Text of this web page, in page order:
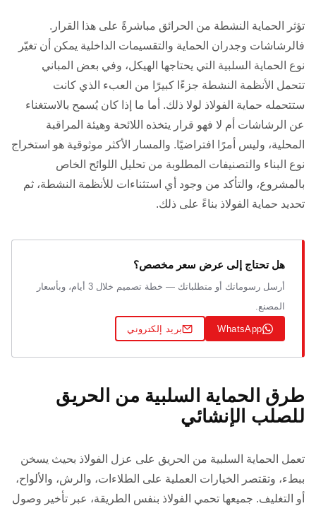
تؤثر الحماية النشطة من الحرائق مباشرةً على هذا القرار.
فالرشاشات وجدران الحماية والتقسيمات الداخلية يمكن أن تغيّر
نوع الحماية السلبية التي يحتاجها الهيكل، وفي بعض المباني
تتحمل الأنظمة النشطة جزءًا كبيرًا من العبء الذي كانت
ستتحمله حماية الفولاذ لولا ذلك. أما ما إذا كان يُسمح بالاستغناء
عن الرشاشات أم لا فهو قرار يتخذه اللائحة وهيئة المراقبة
المحلية، وليس أمرًا افتراضيًا. والمسار الأكثر موثوقية هو استخراج
نوع البناء والتصنيفات المطلوبة من تحليل اللوائح الخاص
بالمشروع، والتأكد من وجود أي استثناءات للأنظمة النشطة، ثم
تحديد حماية الفولاذ بناءً على ذلك.
هل تحتاج إلى عرض سعر مخصص؟
أرسل رسوماتك أو متطلباتك — خطة تصميم خلال 3 أيام، وبأسعار
المصنع.
WhatsApp بريد إلكتروني
طرق الحماية السلبية من الحريق
للصلب الإنشائي
تعمل الحماية السلبية من الحريق على عزل الفولاذ بحيث يسخن
ببطء، وتقتصر الخيارات العملية على الطلاءات، والرش، والألواح،
أو التغليف. جميعها تحمي الفولاذ بنفس الطريقة، عبر تأخير وصول